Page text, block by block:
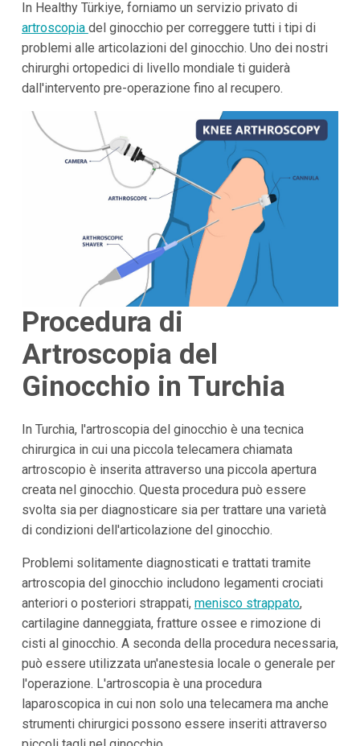
In Healthy Türkiye, forniamo un servizio privato di
artroscopia del ginocchio per correggere tutti i tipi di
problemi alle articolazioni del ginocchio. Uno dei nostri
chirurghi ortopedici di livello mondiale ti guiderà
dall'intervento pre-operazione fino al recupero.
Procedura di
Artroscopia del
Ginocchio in Turchia
In Turchia, l'artroscopia del ginocchio è una tecnica
chirurgica in cui una piccola telecamera chiamata
artroscopio è inserita attraverso una piccola apertura
creata nel ginocchio. Questa procedura può essere
svolta sia per diagnosticare sia per trattare una varietà
di condizioni dell'articolazione del ginocchio.
Problemi solitamente diagnosticati e trattati tramite
artroscopia del ginocchio includono legamenti crociati
anteriori o posteriori strappati, menisco strappato,
cartilagine danneggiata, fratture ossee e rimozione di
cisti al ginocchio. A seconda della procedura necessaria,
può essere utilizzata un'anestesia locale o generale per
l'operazione. L'artroscopia è una procedura
laparoscopica in cui non solo una telecamera ma anche
strumenti chirurgici possono essere inseriti attraverso